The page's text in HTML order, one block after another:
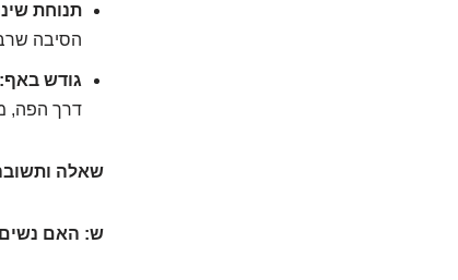
תנוחת
הסיבה
גודש באף:
דרך הפה,
שאלה
ש: האם נשים